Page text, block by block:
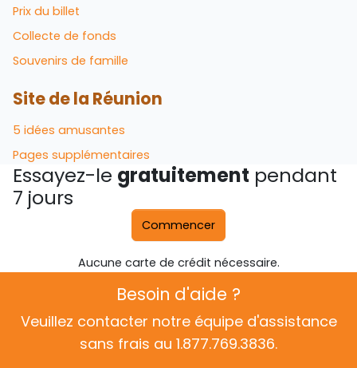
Prix ​​du billet
Collecte de fonds
Souvenirs de famille
Site de la Réunion
5 idées amusantes
Pages supplémentaires
Essayez-le gratuitement pendant
7 jours
Commencer
Aucune carte de crédit nécessaire.
Besoin d'aide ?
Veuillez contacter notre équipe d'assistance
sans frais au 1.877.769.3836.